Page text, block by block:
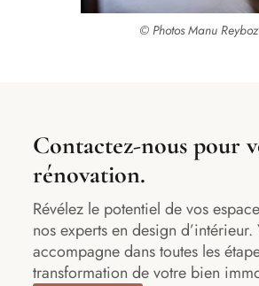
© Photos Manu Reyboz
Contactez-nous pour
rénovation.
Révélez le potentiel de vos
nos experts en design d’intérieur.
accompagne dans toutes les
transformation de votre bien